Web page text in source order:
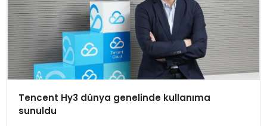
Tencent Hy3 dünya genelinde kullanıma
sunuldu